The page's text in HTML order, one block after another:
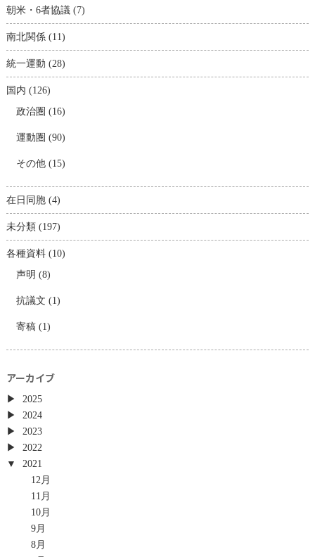
朝米・6者協議(7)
南北関係(11)
統一運動 (28)
国内 (126)
政治圏 (16)
運動圏 (90)
その他(15)
在日同胞(4)
未分類 (197)
各種資料(10)
声明 (8)
抗議文 (1)
寄稿(1)
アーカイブ
2025
2024
2023
2022
2021
12月
11月
10月
9月
8月